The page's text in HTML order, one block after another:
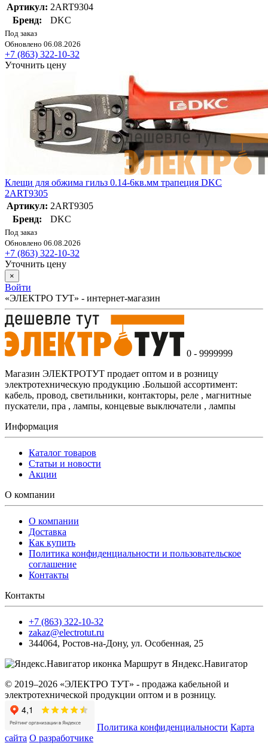
Артикул: 2ART9304
Бренд:
DKC
Под заказ
Обновлено 06.08.2026
+7 (863) 322-10-32
Уточнить цену
Клещи для обжима гильз 0.14-6кв.мм трапеция DKC
2ART9305
Артикул: 2ART9305
Бренд:
DKC
Под заказ
Обновлено 06.08.2026
+7 (863) 322-10-32
Уточнить цену
×
Войти
«ЭЛЕКТРО ТУТ» - интернет-магазин
0 - 9999999
Магазин ЭЛЕКТРОТУТ продает оптом и в розницу
электротехническую продукцию .Большой ассортимент:
кабель, провод, светильники, контакторы, реле , магнитные
пускатели, пра , лампы, концевые выключатели , лампы
Информация
Каталог товаров
Статьи и новости
Акции
О компании
О компании
Доставка
Как купить
Политика конфиденциальности и пользовательское
соглашение
Контакты
Контакты
+7 (863) 322-10-32
zakaz@electrotut.ru
344064, Ростов-на-Дону, ул. Особенная, 25
Маршрут в Яндекс.Навигатор
© 2019–2026 «ЭЛЕКТРО ТУТ» - продажа кабельной и
электротехнической продукции оптом и в розницу.
Политика конфиденциальности Карта
сайта О разработчике